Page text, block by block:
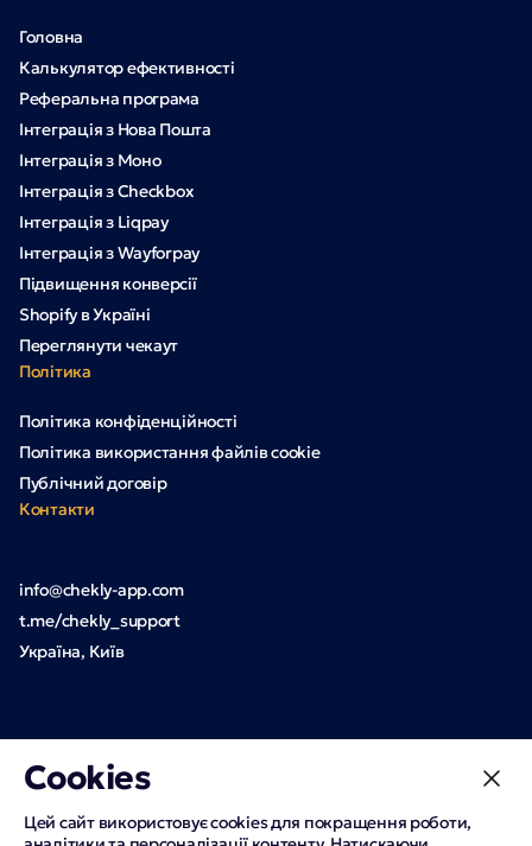
Cookies
Цей сайт використовує cookies для покращення роботи,
Головна
Калькулятор ефективності
Реферальна програма
Інтеграція з Нова Пошта
Інтеграція з Моно
Інтеграція з Checkbox
Інтеграція з Liqpay
Інтеграція з Wayforpay
Підвищення конверсії
Shopify в Україні
Переглянути чекаут
Політика
Політика конфіденційності
Політика використання файлів cookie
Публічний договір
Контакти
info@chekly-app.com
t.me/chekly_support
Україна, Київ